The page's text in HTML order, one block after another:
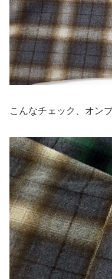
こんなチェック、オン